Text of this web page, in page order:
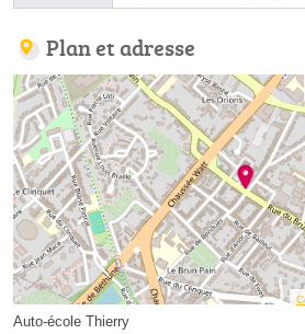
Plan et adresse
Auto-école Thierry